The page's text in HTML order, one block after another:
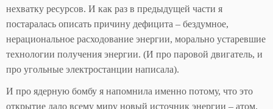
нехватку ресурсов. И как раз в предыдущей части я
постаралась описать причину дефицита – бездумное,
нерациональное расходование энергии, морально устаревшие
технологии получения энергии. (И про паровой двигатель, и
про угольные электростанции написала).
И про ядерную бомбу я напомнила именно потому, что это
открытие дало всему миру новый источник энергии – атом.